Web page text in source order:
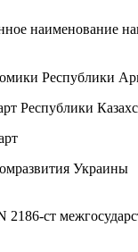
наименование
Республики
Республики
Украины
ст